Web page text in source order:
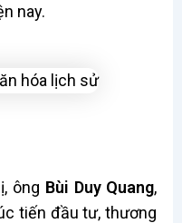
nay.
ông Bùi Duy Quang,
tiến đầu tư, thương